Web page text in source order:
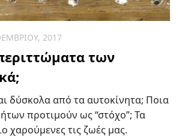
2017
των
δύσκολα από τα αυτοκίνητα; Ποια
προτιμούν ως “στόχο”; Τα
χαρούμενες τις ζωές μας.